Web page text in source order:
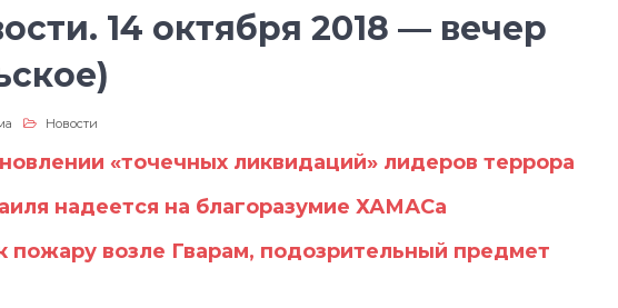
14 октября 2018 — вечер
Новости
«точечных ликвидаций» лидеров террора
надеется на благоразумие ХАМАСа
пожару возле Гварам, подозрительный предмет